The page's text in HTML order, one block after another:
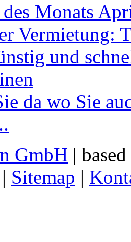
Monats
Vermietung:
und
da wo Sie
GmbH |
| Sitemap |